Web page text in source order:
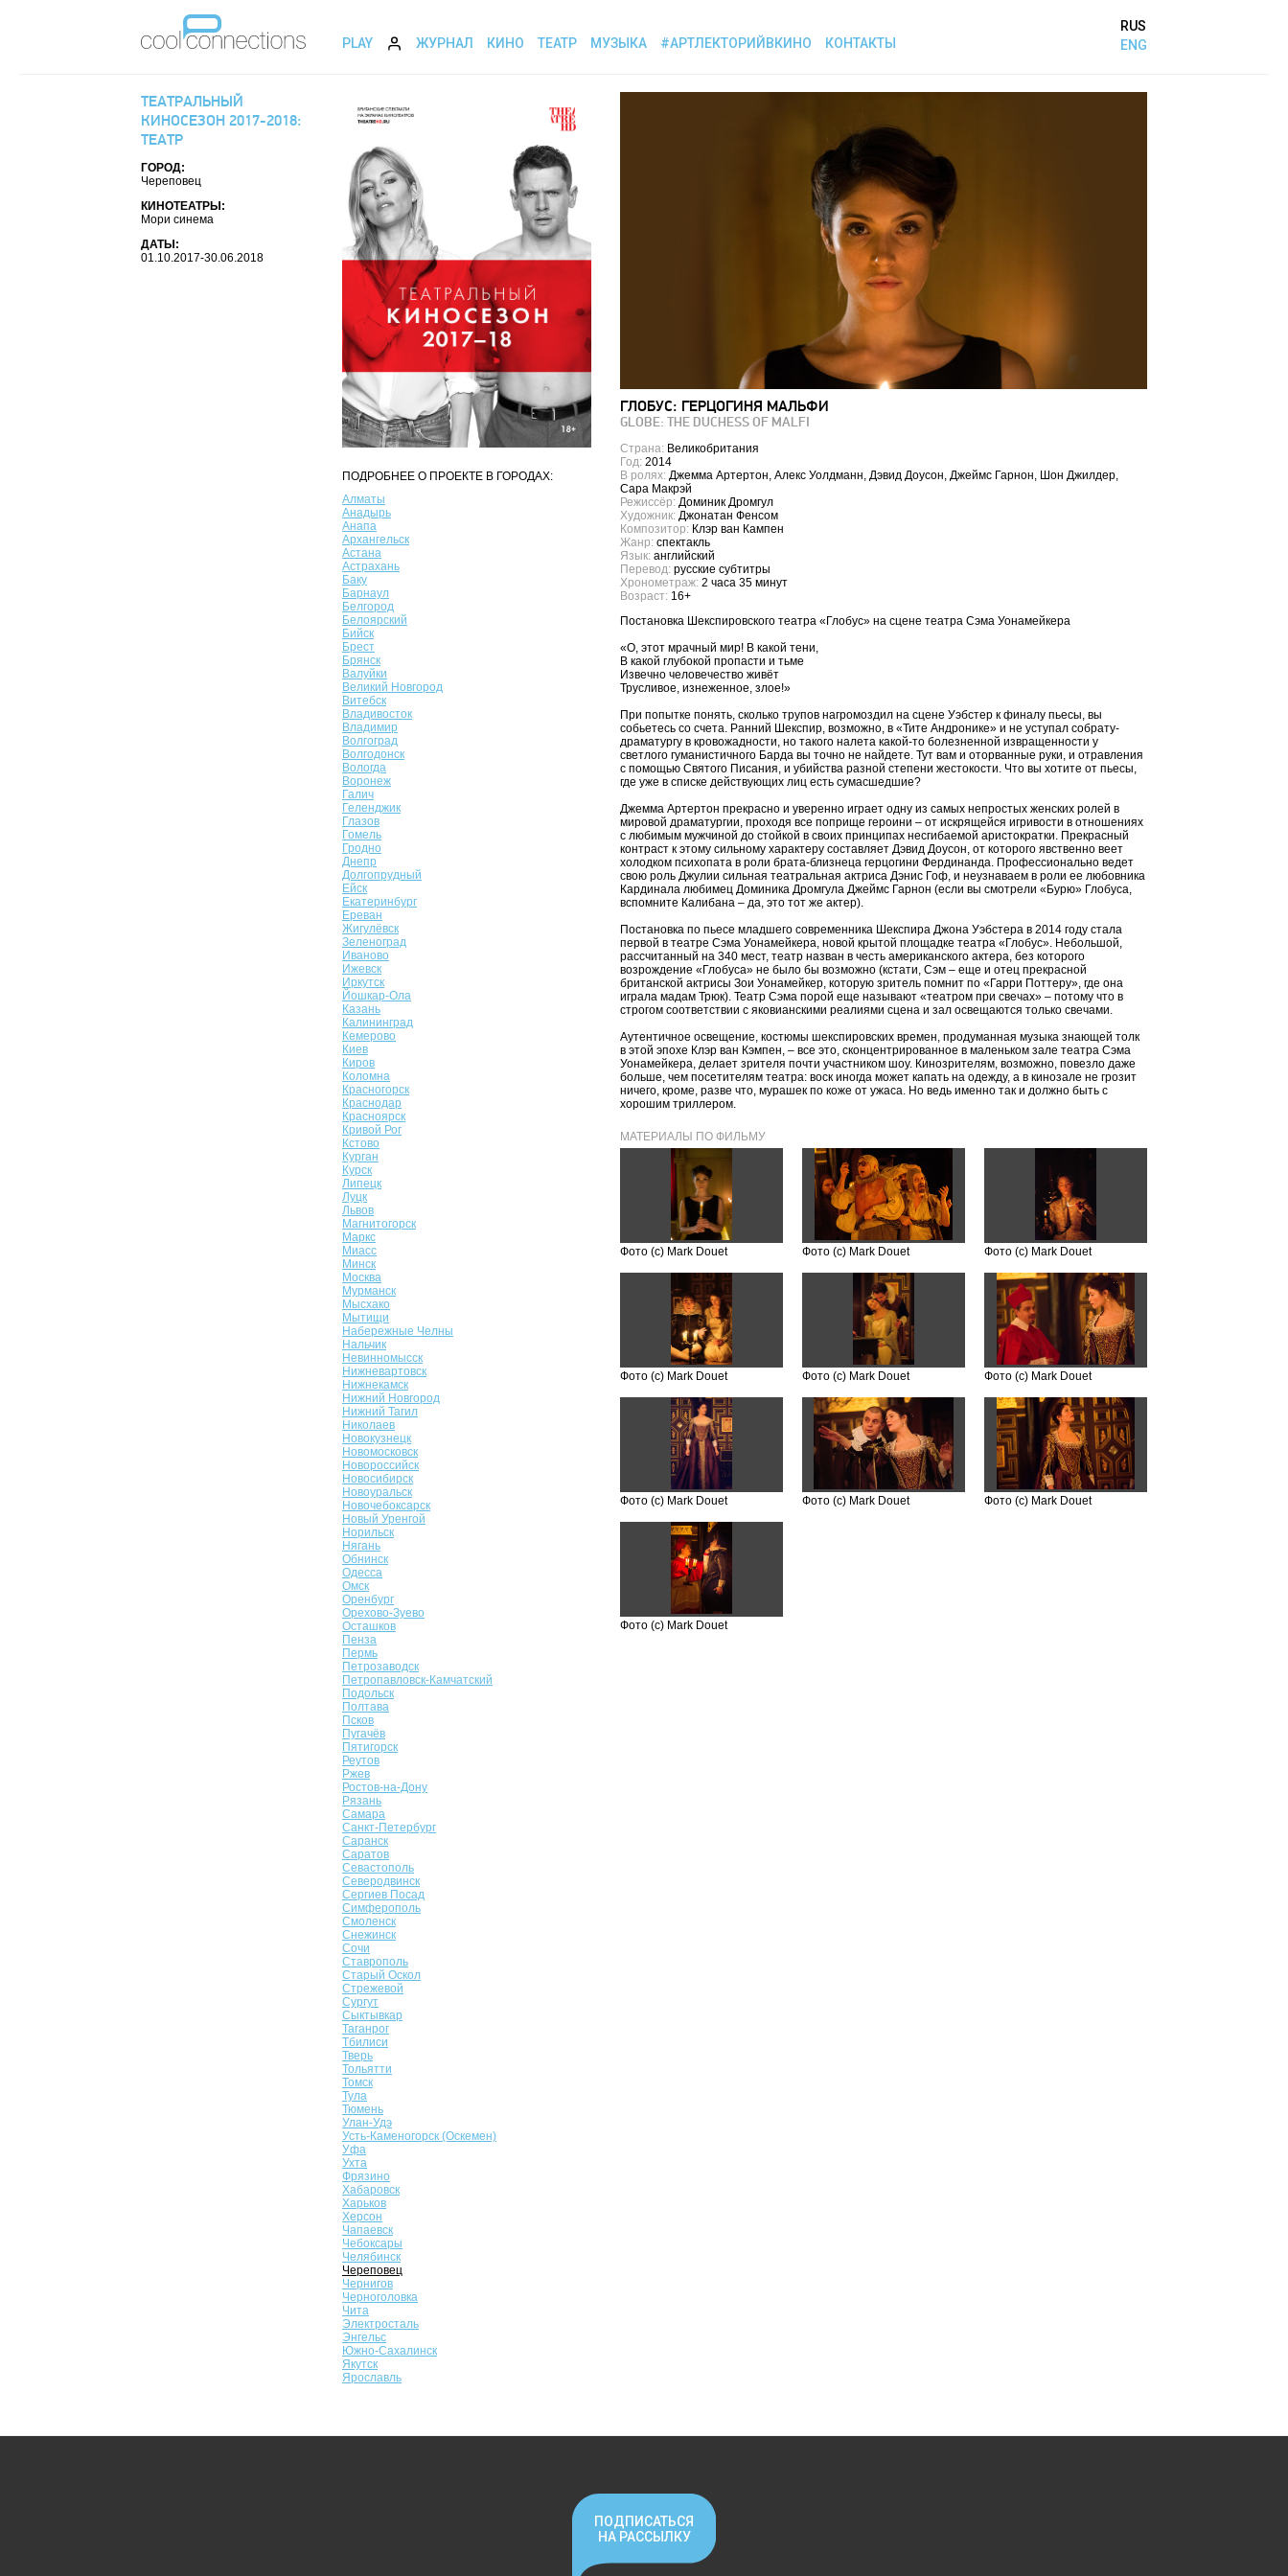
PLAY ЖУРНАЛ КИНО ТЕАТР МУЗЫКА #АРТЛЕКТОРИЙВКИНО КОНТАКТЫ
RUS
ENG
ТЕАТРАЛЬНЫЙ
КИНОСЕЗОН 2017-2018:
ТЕАТР
ГОРОД:
Череповец
КИНОТЕАТРЫ:
Мори синема
ДАТЫ:
01.10.2017-30.06.2018
ПОДРОБНЕЕ О ПРОЕКТЕ В ГОРОДАХ:
Алматы
Анадырь
Анапа
Архангельск
Астана
Астрахань
Баку
Барнаул
Белгород
Белоярский
Бийск
Брест
Брянск
Валуйки
Великий Новгород
Витебск
Владивосток
Владимир
Волгоград
Волгодонск
Вологда
Воронеж
Галич
Геленджик
Глазов
Гомель
Гродно
Днепр
Долгопрудный
Ейск
Екатеринбург
Ереван
Жигулёвск
Зеленоград
Иваново
Ижевск
Иркутск
Йошкар-Ола
Казань
Калининград
Кемерово
Киев
Киров
Коломна
Красногорск
Краснодар
Красноярск
Кривой Рог
Кстово
Курган
Курск
Липецк
Луцк
Львов
Магнитогорск
Маркс
Миасс
Минск
Москва
Мурманск
Мысхако
Мытищи
Набережные Челны
Нальчик
Невинномысск
Нижневартовск
Нижнекамск
Нижний Новгород
Нижний Тагил
Николаев
Новокузнецк
Новомосковск
Новороссийск
Новосибирск
Новоуральск
Новочебоксарск
Новый Уренгой
Норильск
Нягань
Обнинск
Одесса
Омск
Оренбург
Орехово-Зуево
Осташков
Пенза
Пермь
Петрозаводск
Петропавловск-Камчатский
Подольск
Полтава
Псков
Пугачёв
Пятигорск
Реутов
Ржев
Ростов-на-Дону
Рязань
Самара
Санкт-Петербург
Саранск
Саратов
Севастополь
Северодвинск
Сергиев Посад
Симферополь
Смоленск
Снежинск
Сочи
Ставрополь
Старый Оскол
Стрежевой
Сургут
Сыктывкар
Таганрог
Тбилиси
Тверь
Тольятти
Томск
Тула
Тюмень
Улан-Удэ
Усть-Каменогорск (Оскемен)
Уфа
Ухта
Фрязино
Хабаровск
Харьков
Херсон
Чапаевск
Чебоксары
Челябинск
Череповец
Чернигов
Черноголовка
Чита
Электросталь
Энгельс
Южно-Сахалинск
Якутск
Ярославль
ГЛОБУС: ГЕРЦОГИНЯ МАЛЬФИ
GLOBE: THE DUCHESS OF MALFI
Страна: Великобритания
Год: 2014
В ролях: Джемма Артертон, Алекс Уолдманн, Дэвид Доусон, Джеймс Гарнон, Шон Джилдер,
Сара Макрэй
Режиссёр: Доминик Дромгул
Художник: Джонатан Фенсом
Композитор: Клэр ван Кампен
Жанр: спектакль
Язык: английский
Перевод: русские субтитры
Хронометраж: 2 часа 35 минут
Возраст: 16+
Постановка Шекспировского театра «Глобус» на сцене театра Сэма Уонамейкера
«О, этот мрачный мир! В какой тени,
В какой глубокой пропасти и тьме
Извечно человечество живёт
Трусливое, изнеженное, злое!»
При попытке понять, сколько трупов нагромоздил на сцене Уэбстер к финалу пьесы, вы
собьетесь со счета. Ранний Шекспир, возможно, в «Тите Андронике» и не уступал собрату-
драматургу в кровожадности, но такого налета какой-то болезненной извращенности у
светлого гуманистичного Барда вы точно не найдете. Тут вам и оторванные руки, и отравления
с помощью Святого Писания, и убийства разной степени жестокости. Что вы хотите от пьесы,
где уже в списке действующих лиц есть сумасшедшие?
Джемма Артертон прекрасно и уверенно играет одну из самых непростых женских ролей в
мировой драматургии, проходя все поприще героини – от искрящейся игривости в отношениях
с любимым мужчиной до стойкой в своих принципах несгибаемой аристократки. Прекрасный
контраст к этому сильному характеру составляет Дэвид Доусон, от которого явственно веет
холодком психопата в роли брата-близнеца герцогини Фердинанда. Профессионально ведет
свою роль Джулии сильная театральная актриса Дэнис Гоф, и неузнаваем в роли ее любовника
Кардинала любимец Доминика Дромгула Джеймс Гарнон (если вы смотрели «Бурю» Глобуса,
вспомните Калибана – да, это тот же актер).
Постановка по пьесе младшего современника Шекспира Джона Уэбстера в 2014 году стала
первой в театре Сэма Уонамейкера, новой крытой площадке театра «Глобус». Небольшой,
рассчитанный на 340 мест, театр назван в честь американского актера, без которого
возрождение «Глобуса» не было бы возможно (кстати, Сэм – еще и отец прекрасной
британской актрисы Зои Уонамейкер, которую зритель помнит по «Гарри Поттеру», где она
играла мадам Трюк). Театр Сэма порой еще называют «театром при свечах» – потому что в
строгом соответствии с яковианскими реалиями сцена и зал освещаются только свечами.
Аутентичное освещение, костюмы шекспировских времен, продуманная музыка знающей толк
в этой эпохе Клэр ван Кэмпен, – все это, сконцентрированное в маленьком зале театра Сэма
Уонамейкера, делает зрителя почти участником шоу. Кинозрителям, возможно, повезло даже
больше, чем посетителям театра: воск иногда может капать на одежду, а в кинозале не грозит
ничего, кроме, разве что, мурашек по коже от ужаса. Но ведь именно так и должно быть с
хорошим триллером.
МАТЕРИАЛЫ ПО ФИЛЬМУ
Фото (с) Mark Douet Фото (с) Mark Douet Фото (с) Mark Douet
Фото (с) Mark Douet Фото (с) Mark Douet Фото (с) Mark Douet
Фото (с) Mark Douet Фото (с) Mark Douet Фото (с) Mark Douet
Фото (с) Mark Douet
ПОДПИСАТЬСЯ
НА РАССЫЛКУ